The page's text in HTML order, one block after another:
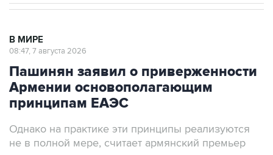
В МИРЕ
08:47, 7 августа 2026
Пашинян заявил о приверженности
Армении основополагающим
принципам ЕАЭС
Однако на практике эти принципы реализуются
не в полной мере, считает армянский премьер